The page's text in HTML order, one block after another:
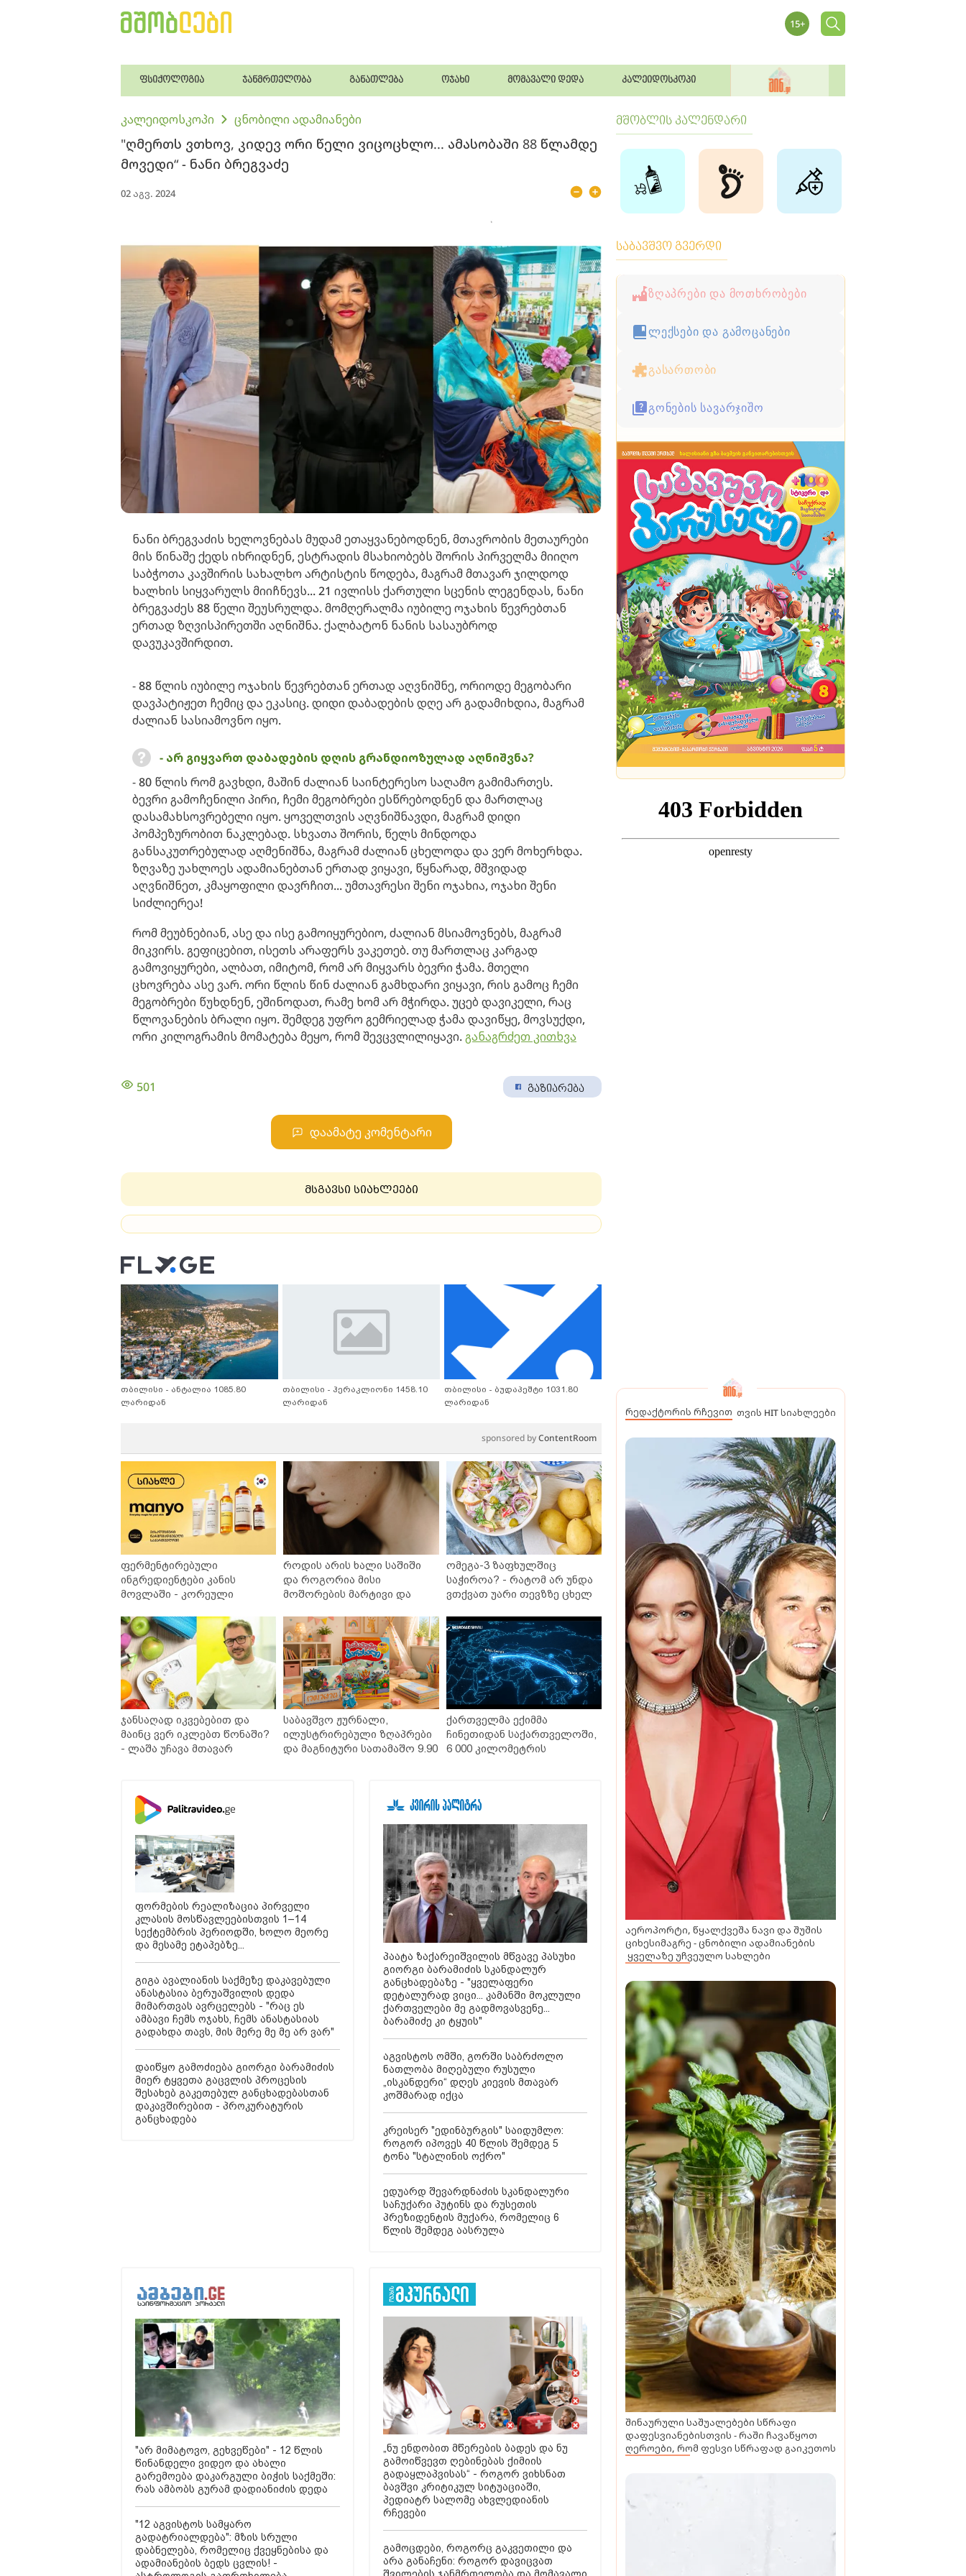
ფსიქოლოგია ჯანმრთელობა განათლება ოჯახი მომავალი დედა კალეიდოსკოპი
კალეიდოსკოპი ცნობილი ადამიანები
"ღმერთს ვთხოვ, კიდევ ორი წელი ვიცოცხლო... ამასობაში 88 წლამდე
მოვედი“ - ნანი ბრეგვაძე
02 აგვ. 2024
ნანი ბრეგვაძის ხელოვნებას მუდამ ეთაყვანებოდნენ, მთავრობის მეთაურები
მის წინაშე ქედს იხრიდნენ, ესტრადის მსახიობებს შორის პირველმა მიიღო
საბჭოთა კავშირის სახალხო არტისტის წოდება, მაგრამ მთავარ ჯილდოდ
ხალხის სიყვარულს მიიჩნევს... 21 ივლისს ქართული სცენის ლეგენდას, ნანი
ბრეგვაძეს 88 წელი შეუსრულდა. მომღერალმა იუბილე ოჯახის წევრებთან
ერთად ზღვისპირეთში აღნიშნა. ქალბატონ ნანის სასაუბროდ
დავუკავშირდით.
- 88 წლის იუბილე ოჯახის წევრებთან ერთად აღვნიშნე, ორიოდე მეგობარი
დავპატიჟეთ ჩემიც და ეკასიც. დიდი დაბადების დღე არ გადამიხდია, მაგრამ
ძალიან სასიამოვნო იყო.
- არ გიყვართ დაბადების დღის გრანდიოზულად აღნიშვნა?
- 80 წლის რომ გავხდი, მაშინ ძალიან საინტერესო საღამო გამიმართეს.
ბევრი გამოჩენილი პირი, ჩემი მეგობრები ესწრებოდნენ და მართლაც
დასამახსოვრებელი იყო. ყოველთვის აღვნიშნავდი, მაგრამ დიდი
პომპეზურობით ნაკლებად. სხვათა შორის, წელს მინდოდა
განსაკუთრებულად აღმენიშნა, მაგრამ ძალიან ცხელოდა და ვერ მოხერხდა.
ზღვაზე უახლოეს ადამიანებთან ერთად ვიყავი, წყნარად, მშვიდად
აღვნიშნეთ, კმაყოფილი დავრჩით... უმთავრესი შენი ოჯახია, ოჯახი შენი
სიძლიერეა!
რომ მეუბნებიან, ასე და ისე გამოიყურებიო, ძალიან მსიამოვნებს, მაგრამ
მიკვირს. გეფიცებით, ისეთს არაფერს ვაკეთებ. თუ მართლაც კარგად
გამოვიყურები, ალბათ, იმიტომ, რომ არ მიყვარს ბევრი ჭამა. მთელი
ცხოვრება ასე ვარ. ორი წლის წინ ძალიან გამხდარი ვიყავი, რის გამოც ჩემი
მეგობრები წუხდნენ, ეშინოდათ, რამე ხომ არ მჭირდა. უცებ დავიკელი, რაც
წლოვანების ბრალი იყო. შემდეგ უფრო გემრიელად ჭამა დავიწყე, მოვსუქდი,
ორი კილოგრამის მომატება მეყო, რომ შევცვლილიყავი.განაგრძეთ კითხვა
501 გაზიარება
დაამატე კომენტარი
მსგავსი სიახლეები
თბილისი - ანტალია 1085.80
ლარიდან
თბილისი - ჰერაკლიონი 1458.10
ლარიდან
თბილისი - ბუდაპეშტი 1031.80
ლარიდან
sponsored byContentRoom
ფერმენტირებული
ინგრედიენტები კანის
მოვლაში - კორეული
საქართველოშია
როდის არის ხალი საშიში
და როგორია მისი
მოშორების მარტივი და
ომეგა-3 ზაფხულშიც
საჭიროა? - რატომ არ უნდა
ვთქვათ უარი თევზზე ცხელ
ჯანსაღად იკვებებით და
მაინც ვერ იკლებთ წონაში?
- ლაშა უჩავა მთავარ
საბავშვო ჟურნალი,
ილუსტრირებული ზღაპრები
და მაგნიტური სათამაშო 9.90
ქართველმა ექიმმა
ჩინეთიდან საქართველოში,
6 000 კილომეტრის
დაწერილია
ფორმების რეალიზაცია პირველი
კლასის მოსწავლეებისთვის 1–14
სექტემბრის პერიოდში, ხოლო მეორე
და მესამე ეტაპებზე...
გიგა ავალიანის საქმეზე დაკავებული
ანასტასია ბერუაშვილის დედა
მიმართვას ავრცელებს - "რაც ეს
ამბავი ჩემს ოჯახს, ჩემს ანასტასიას
გადახდა თავს, მის მერე მე მე არ ვარ"
დაიწყო გამოძიება გიორგი ბარამიძის
მიერ ტყვეთა გაცვლის პროცესის
შესახებ გაკეთებულ განცხადებასთან
დაკავშირებით - პროკურატურის
განცხადება
პაატა ზაქარეიშვილის მწვავე პასუხი
გიორგი ბარამიძის სკანდალურ
განცხადებაზე - "ყველაფერი
დეტალურად ვიცი... კამანში მოკლული
ქართველები მე გადმოვასვენე...
ბარამიძე კი ტყუის"
აგვისტოს ომში, გორში საბრძოლო
ნათლობა მიღებული რუსული
„ისკანდერი“ დღეს კიევის მთავარ
კოშმარად იქცა
კრეისერ "ედინბურგის" საიდუმლო:
როგორ იპოვეს 40 წლის შემდეგ 5
ტონა "სტალინის ოქრო"
ედუარდ შევარდნაძის სკანდალური
საჩუქარი პუტინს და რუსეთის
პრეზიდენტის მუქარა, რომელიც 6
წლის შემდეგ აასრულა
"არ მიმატოვო, გეხვეწები" - 12 წლის
წინანდელი ვიდეო და ახალი
გარემოება დაკარგული ბიჭის საქმეში:
რას ამბობს გურამ დადიანიძის დედა
"12 აგვისტოს სამყარო
გადატრიალდება": მზის სრული
დაბნელება, რომელიც ქვეყნებისა და
ადამიანების ბედს ცვლის! -
„ნუ ენდობით მწერების ბადეს და ნუ
გამოიწვევთ ღებინებას ქიმიის
გადაყლაპვისას“ - როგორ ვიხსნათ
ბავშვი კრიტიკულ სიტუაციაში,
პედიატრ სალომე ახვლედიანის
რჩევები
გამოცდები, როგორც გაკვეთილი და
არა განაჩენი: როგორ დავიცვათ
მშობლის კალენდარი
საბავშვო გვერდი
ზღაპრები და მოთხრობები
ლექსები და გამოცანები
გასართობი
გონების სავარჯიშო
რედაქტორის რჩევით თვის HIT სიახლეები
აეროპორტი, წყალქვეშა ნავი და შუშის
ციხესიმაგრე - ცნობილი ადამიანების
ყველაზე უჩვეულო სახლები
შინაურული საშუალებები სწრაფი
დაფესვიანებისთვის - რაში ჩავაწყოთ
ღეროები, რომ ფესვი სწრაფად გაიკეთოს